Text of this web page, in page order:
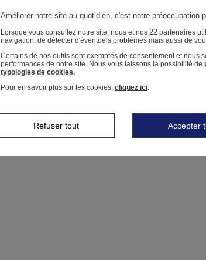
Améliorer notre site au quotidien, c'est notre préoccupation
Lorsque vous consultez notre site, nous et nos 22 partenaires
navigation, de détecter d'éventuels problèmes mais aussi de
Certains de nos outils sont exemptés de consentement et nous
performances de notre site. Nous vous laissons la possibilité de
typologies de cookies.
Pour en savoir plus sur les cookies, cliquez ici.
Refuser tout Accepter